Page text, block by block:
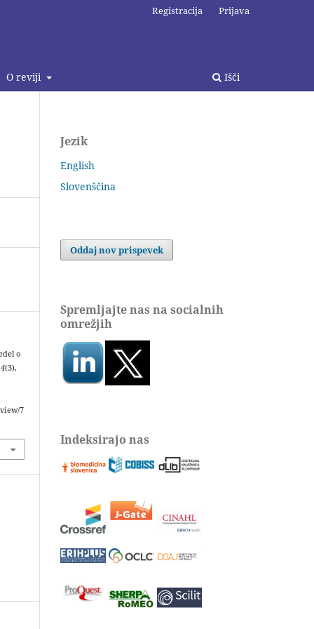
O reviji Išči
Registracija Prijava
o
4(3),
7
Jezik
English
Slovenščina
Oddaj nov prispevek
Spremljajte nas na socialnih
omrežjih
Indeksirajo nas